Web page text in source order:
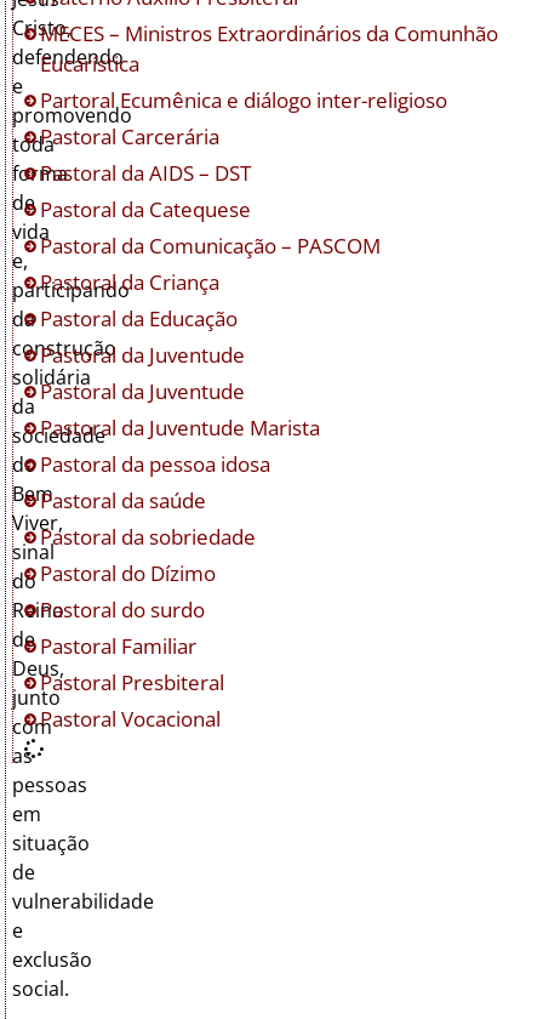
Cristo,
defendendo
e
promovendo
toda
forma
de
vida
e,
participando
da
construção
solidária
da
sociedade
do
Bem
Viver,
sinal
do
Reino
de
Deus,
junto
com
as
pessoas
em
situação
de
vulnerabilidade
e
exclusão
social.
MECES – Ministros Extraordinários da Comunhão
Eucarística
Partoral Ecumênica e diálogo inter-religioso
Pastoral Carcerária
Pastoral da AIDS – DST
Pastoral da Catequese
Pastoral da Comunicação – PASCOM
Pastoral da Criança
Pastoral da Educação
Pastoral da Juventude
Pastoral da Juventude
Pastoral da Juventude Marista
Pastoral da pessoa idosa
Pastoral da saúde
Pastoral da sobriedade
Pastoral do Dízimo
Pastoral do surdo
Pastoral Familiar
Pastoral Presbiteral
Pastoral Vocacional